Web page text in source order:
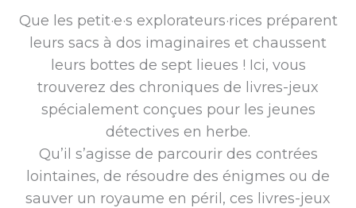
Que les petit·e·s explorateurs·rices préparent
leurs sacs à dos imaginaires et chaussent
leurs bottes de sept lieues ! Ici, vous
trouverez des chroniques de livres-jeux
spécialement conçues pour les jeunes
détectives en herbe.
Qu’il s’agisse de parcourir des contrées
lointaines, de résoudre des énigmes ou de
sauver un royaume en péril, ces livres-jeux